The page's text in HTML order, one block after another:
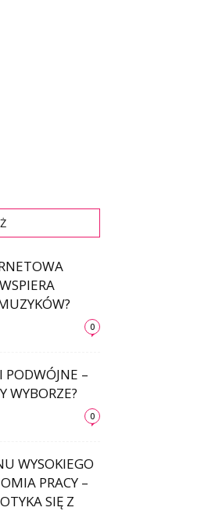
0
PODWÓJNE –
WYBORZE?
0
WYSOKIEGO
PRACY –
SIĘ Z